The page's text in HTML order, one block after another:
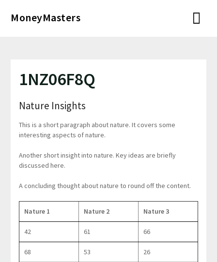
MoneyMasters
1NZ06F8Q
Nature Insights
This is a short paragraph about nature. It covers some
interesting aspects of nature.
Another short insight into nature. Key ideas are briefly
discussed here.
A concluding thought about nature to round off the content.
Nature 1 Nature 2 Nature 3
42 61 66
68 53 26